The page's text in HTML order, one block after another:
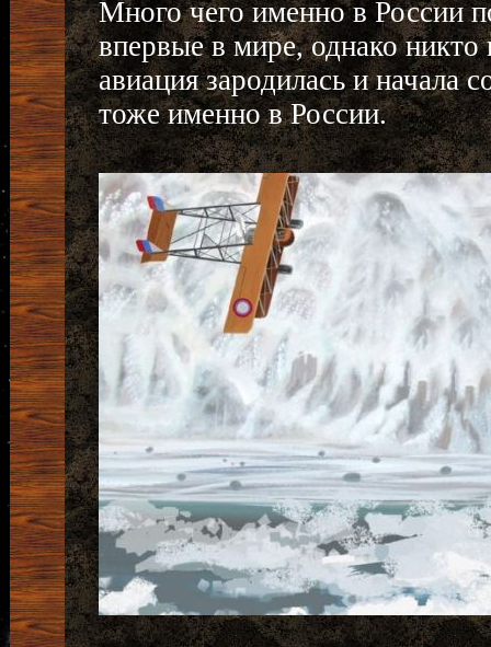
Много чего именно в России
впервые в мире, однако никто
авиация зародилась и начала
тоже именно в России.